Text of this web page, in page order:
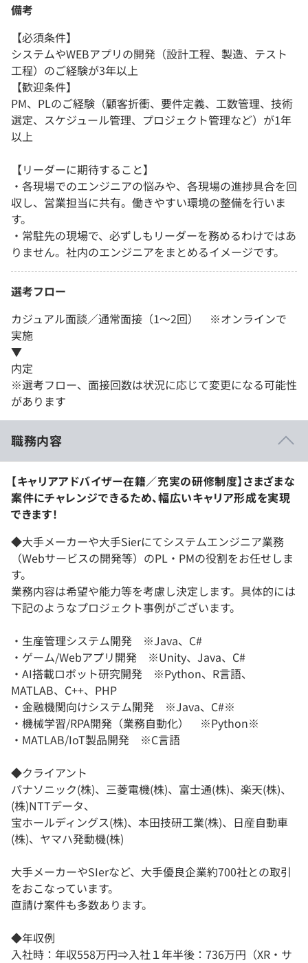
備考
【必須条件】
システムやWEBアプリの開発（設計工程、製造、テスト
工程）のご経験が3年以上
【歓迎条件】
PM、PLのご経験（顧客折衝、要件定義、工数管理、技術
選定、スケジュール管理、プロジェクト管理など）が1年
以上
【リーダーに期待すること】
・各現場でのエンジニアの悩みや、各現場の進捗具合を回
収し、営業担当に共有。働きやすい環境の整備を行いま
す。
・常駐先の現場で、必ずしもリーダーを務めるわけではあ
りません。社内のエンジニアをまとめるイメージです。
選考フロー
カジュアル面談／通常面接（1～2回） ※オンラインで
実施
▼
内定
※選考フロー、面接回数は状況に応じて変更になる可能性
があります
職務内容
【キャリアアドバイザー在籍／充実の研修制度】さまざまな
案件にチャレンジできるため、幅広いキャリア形成を実現
できます！
◆大手メーカーや大手Sierにてシステムエンジニア業務
（Webサービスの開発等）のPL・PMの役割をお任せしま
す。
業務内容は希望や能力等を考慮し決定します。具体的には
下記のようなプロジェクト事例がございます。
・生産管理システム開発 ※Java、C#
・ゲーム/Webアプリ開発 ※Unity、Java、C#
・AI搭載ロボット研究開発 ※Python、R言語、
MATLAB、C++、PHP
・金融機関向けシステム開発 ※Java、C#※
・機械学習/RPA開発（業務自動化） ※Python※
・MATLAB/IoT製品開発 ※C言語
◆クライアント
パナソニック(株)、三菱電機(株)、富士通(株)、楽天(株)、
(株)NTTデータ、
宝ホールディングス(株)、本田技研工業(株)、日産自動車
(株)、ヤマハ発動機(株)
大手メーカーやSIerなど、大手優良企業約700社との取引
をおこなっています。
直請け案件も多数あります。
◆年収例
入社時：年収558万円⇒入社１年半後：736万円（XR・サ